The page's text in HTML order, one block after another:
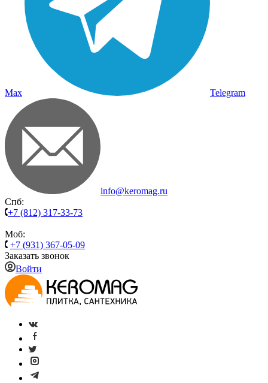
Max Telegram
info@keromag.ru
Спб:
+7 (812) 317-33-73
Моб:
+7 (931) 367-05-09
Заказать звонок
Войти